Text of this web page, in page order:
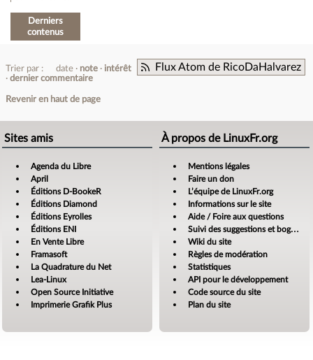
Derniers
contenus
Flux Atom de RicoDaHalvarez
Trier par : date note
intérêt
dernier commentaire
Revenir en haut de page
Sites amis
Agenda du Libre
April
Éditions D-BookeR
Éditions Diamond
Éditions Eyrolles
Éditions ENI
En Vente Libre
Framasoft
La Quadrature du Net
Lea-Linux
Open Source Initiative
Imprimerie Grafik Plus
À propos de LinuxFr.org
Mentions légales
Faire un don
L’équipe de LinuxFr.org
Informations sur le site
Aide / Foire aux questions
Suivi des suggestions et bogues
Wiki du site
Règles de modération
Statistiques
API pour le développement
Code source du site
Plan du site